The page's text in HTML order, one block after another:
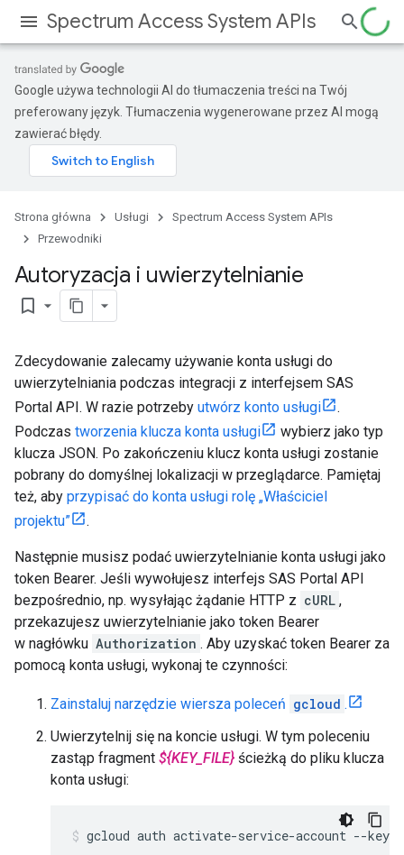
Spectrum Access System APIs
Google używa technologii AI do tłumaczenia treści na Twój
preferowany język. Tłumaczenia wygenerowane przez AI mogą
zawierać błędy.
Strona główna Usługi
Spectrum Access System APIs
Przewodniki
Autoryzacja i uwierzytelnianie
bookmark_border
Zdecydowanie zalecamy używanie konta usługi do
uwierzytelniania podczas integracji z interfejsem SAS
Portal API. W razie potrzeby utwórz konto usługi
.
Podczas tworzenia klucza konta usługi
wybierz jako typ
klucza JSON. Po zakończeniu klucz konta usługi zostanie
pobrany do domyślnej lokalizacji w przeglądarce. Pamiętaj
też, aby przypisać do konta usługi rolę „Właściciel
projektu”
.
Następnie musisz podać uwierzytelnianie konta usługi jako
token Bearer. Jeśli wywołujesz interfejs SAS Portal API
bezpośrednio, np. wysyłając żądanie HTTP z cURL ,
przekazujesz uwierzytelnianie jako token Bearer
w nagłówku Authorization . Aby uzyskać token Bearer za
pomocą konta usługi, wykonaj te czynności:
Zainstaluj narzędzie wiersza poleceń gcloud .
Uwierzytelnij się na koncie usługi. W tym poleceniu
zastąp fragment ${KEY_FILE} ścieżką do pliku klucza
konta usługi:
gcloud auth activate-service-account --